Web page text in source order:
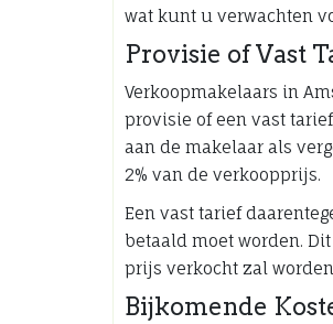
wat kunt u verwachten
Provisie of Vast
Verkoopmakelaars in
provisie of een vast
aan de makelaar als
2% van de verkoopprijs.
Een vast tarief
betaald moet worden.
prijs verkocht zal
Bijkomende